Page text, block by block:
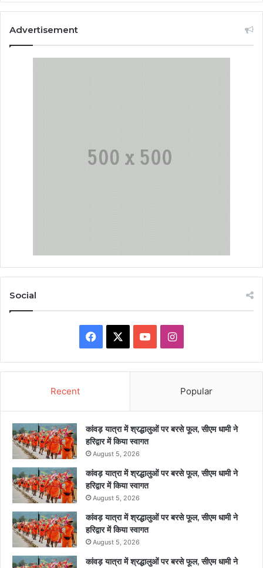
Advertisement
Social
Facebook YouTubeInstagram
Recent Popular
कांवड़ यात्रा में श्रद्धालुओं पर बरसे फूल, सीएम धामी ने
हरिद्वार में किया स्वागत
August 5, 2026
कांवड़ यात्रा में श्रद्धालुओं पर बरसे फूल, सीएम धामी ने
हरिद्वार में किया स्वागत
August 5, 2026
कांवड़ यात्रा में श्रद्धालुओं पर बरसे फूल, सीएम धामी ने
हरिद्वार में किया स्वागत
August 5, 2026
कांवड़ यात्रा में श्रद्धालुओं पर बरसे फूल, सीएम धामी ने